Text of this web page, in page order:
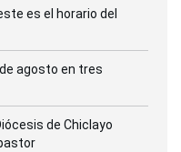
es el horario del
agosto en tres
de Chiclayo